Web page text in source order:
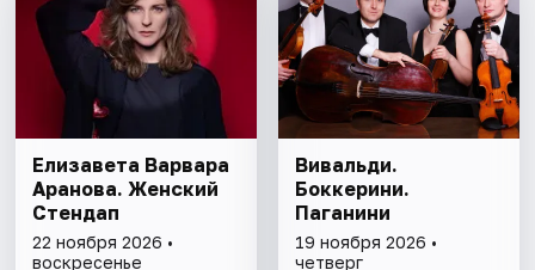
Елизавета Варвара
Аранова. Женский
Стендап
22 ноября 2026 •
воскресенье
Вивальди.
Боккерини.
Паганини
19 ноября 2026 •
четверг